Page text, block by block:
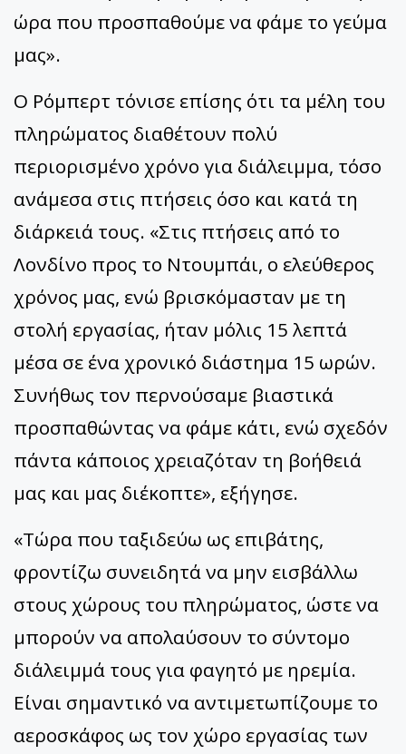
ώρα που προσπαθούμε να φάμε το γεύμα
μας».
Ο Ρόμπερτ τόνισε επίσης ότι τα μέλη του
πληρώματος διαθέτουν πολύ
περιορισμένο χρόνο για διάλειμμα, τόσο
ανάμεσα στις πτήσεις όσο και κατά τη
διάρκειά τους. «Στις πτήσεις από το
Λονδίνο προς το Ντουμπάι, ο ελεύθερος
χρόνος μας, ενώ βρισκόμασταν με τη
στολή εργασίας, ήταν μόλις 15 λεπτά
μέσα σε ένα χρονικό διάστημα 15 ωρών.
Συνήθως τον περνούσαμε βιαστικά
προσπαθώντας να φάμε κάτι, ενώ σχεδόν
πάντα κάποιος χρειαζόταν τη βοήθειά
μας και μας διέκοπτε», εξήγησε.
«Τώρα που ταξιδεύω ως επιβάτης,
φροντίζω συνειδητά να μην εισβάλλω
στους χώρους του πληρώματος, ώστε να
μπορούν να απολαύσουν το σύντομο
διάλειμμά τους για φαγητό με ηρεμία.
Είναι σημαντικό να αντιμετωπίζουμε το
αεροσκάφος ως τον χώρο εργασίας των